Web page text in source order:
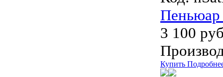
Пеньюар
3 100
Купить